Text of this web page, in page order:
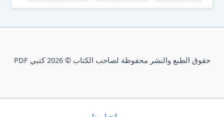
حقوق الطبع والنشر محفوظة لصاحب الكتاب © 2026 كتبي PDF